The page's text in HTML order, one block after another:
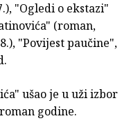
"Ogledi o ekstazi"
(roman,
"Povijest paučine",
ušao je u uži izbor
godine.